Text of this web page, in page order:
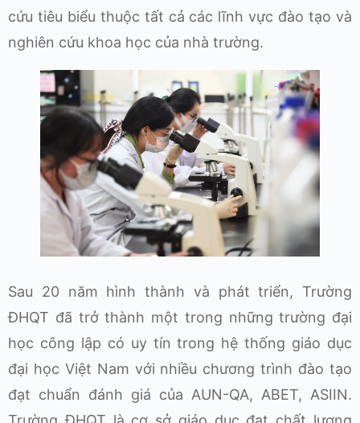
cứu tiêu biểu thuộc tất cả các lĩnh vực đào tạo và
nghiên cứu khoa học của nhà trường.
Sau 20 năm hình thành và phát triển, Trường
ĐHQT đã trở thành một trong những trường đại
học công lập có uy tín trong hệ thống giáo dục
đại học Việt Nam với nhiều chương trình đào tạo
đạt chuẩn đánh giá của AUN-QA, ABET, ASIIN.